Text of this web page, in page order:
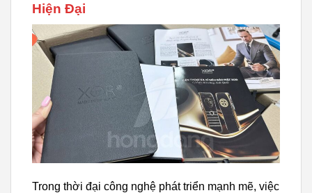
Hiện Đại
Trong thời đại công nghệ phát triển mạnh mẽ, việc